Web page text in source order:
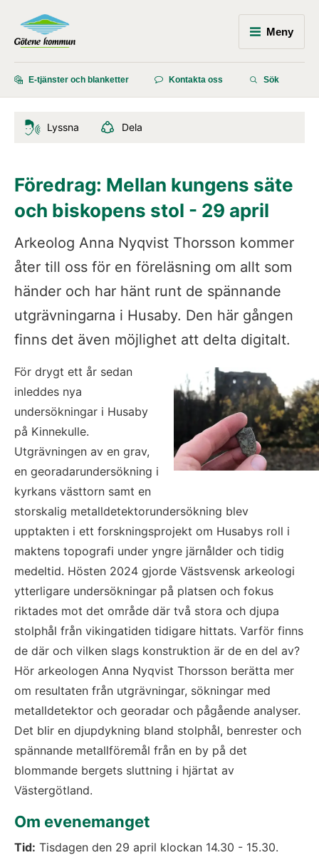
Meny
E-tjänster och blanketter Kontakta oss Sök
Lyssna Dela
Föredrag: Mellan kungens säte
och biskopens stol - 29 april
Arkeolog Anna Nyqvist Thorsson kommer
åter till oss för en föreläsning om allt som
händer och har hänt runt de spännande
utgrävningarna i Husaby. Den här gången
finns det även möjlighet att delta digitalt.
För drygt ett år sedan
inleddes nya
undersökningar i Husaby
på Kinnekulle.
Utgrävningen av en grav,
en georadarundersökning i
kyrkans västtorn samt en
storskalig metalldetektorundersökning blev
upptakten i ett forskningsprojekt om Husabys roll i
maktens topografi under yngre järnålder och tidig
medeltid. Hösten 2024 gjorde Västsvensk arkeologi
ytterligare undersökningar på platsen och fokus
riktades mot det område där två stora och djupa
stolphål från vikingatiden tidigare hittats. Varför finns
de där och vilken slags konstruktion är de en del av?
Hör arkeologen Anna Nyqvist Thorsson berätta mer
om resultaten från utgrävningar, sökningar med
metalldetektor och georadar och pågående analyser.
Det blir en djupdykning bland stolphål, benrester och
spännande metallföremål från en by på det
blommande bergets sluttning i hjärtat av
Västergötland.
Om evenemanget
Tid: Tisdagen den 29 april klockan 14.30 - 15.30.